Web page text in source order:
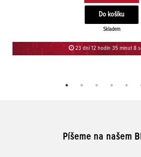
Skladem
23 dní 12 hodin 35 minut 7
Píšeme na našem